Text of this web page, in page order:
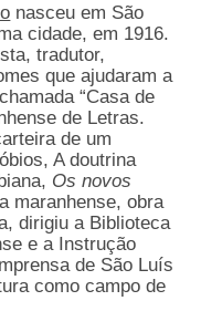
nasceu em São
cidade, em 1916.
tradutor,
que ajudaram a
“Casa de
de Letras.
de um
A doutrina
Os novos
maranhense, obra
dirigiu a Biblioteca
e a Instrução
de São Luís
como campo de